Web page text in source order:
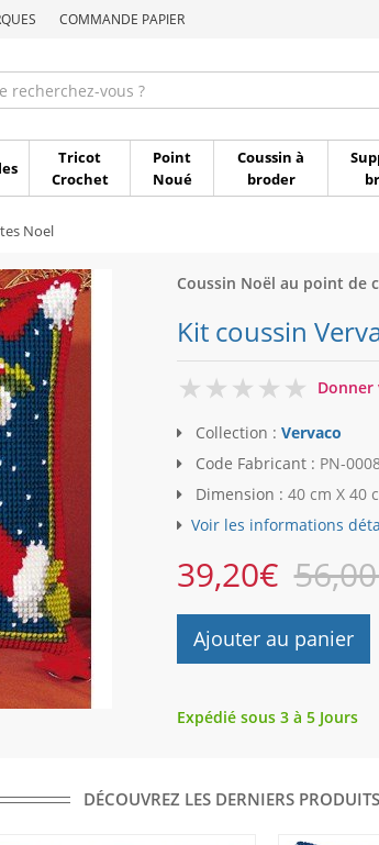
COMMANDE PAPIER
Tricot
Crochet
Point
Noué
Coussin à
broder
Noel
Coussin Noël au point de
Kit coussin
0
Donner
Collection : Vervaco
Code Fabricant : PN-
Dimension : 40 cm X 40
Voir les informations
39,20€
Ajouter au panier
Expédié sous 3 à 5 Jours
DÉCOUVREZ LES DERNIERS